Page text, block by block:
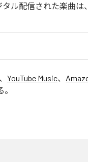
ル配信された楽曲は
、 YouTube Music、